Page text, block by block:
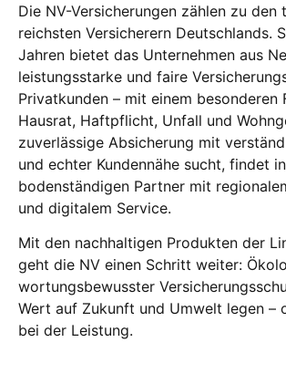
Die NV-Ver­si­che­run­gen zäh­len zu
reichs­ten Ver­si­che­rern Deutsch­lands.
Jah­ren bie­tet das Unter­neh­men aus
leis­tungs­star­ke und fai­re
Pri­vat­kun­den – mit einem beson­de­ren
Haus­rat, Haft­pflicht, Unfall und
zuver­läs­si­ge Absi­che­rung mit
und ech­ter Kun­den­nä­he sucht, fin­det
boden­stän­di­gen Part­ner mit
und digi­ta­lem Ser­vice.
Mit den nach­hal­ti­gen Pro­duk­ten der
geht die NV einen Schritt wei­ter:
wor­tungs­be­wuss­ter
Wert auf Zukunft und Umwelt legen –
bei der Leis­tung.